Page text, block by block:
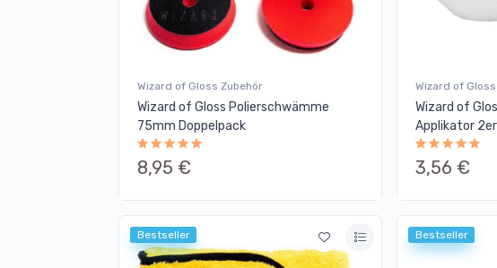
Wizard of Gloss Zubehör
Wizard of Gloss Polierschwämme
75mm Doppelpack
8,95 €
Wizard of
Wizard of
Applikator
3,56 €
Bestseller Bestseller